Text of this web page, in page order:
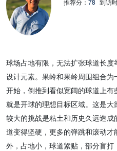
球场占地有限，无法扩张球道长
设计元素。果岭和果岭周围组合
开始，倒推到看似宽阔的球道上
就是开球的理想目标区域。这是
较大的挑战是粘土和历史久远造
道变得坚硬，更多的弹跳和滚动
外，占地小，球道紧贴，部分盲
推荐分： 78 到访